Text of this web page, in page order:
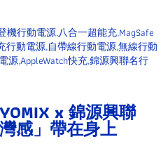
x 錦源興聯
感」帶在身上